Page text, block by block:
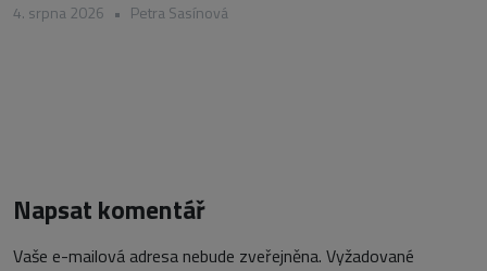
4. srpna 2026 • Petra Sasínová
Napsat komentář
Vaše e-mailová adresa nebude zveřejněna. Vyžadované